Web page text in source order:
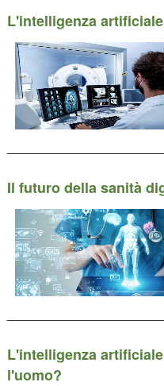
L'intelligenza
Il futuro della sanità
L'intelligenza
l'uomo?